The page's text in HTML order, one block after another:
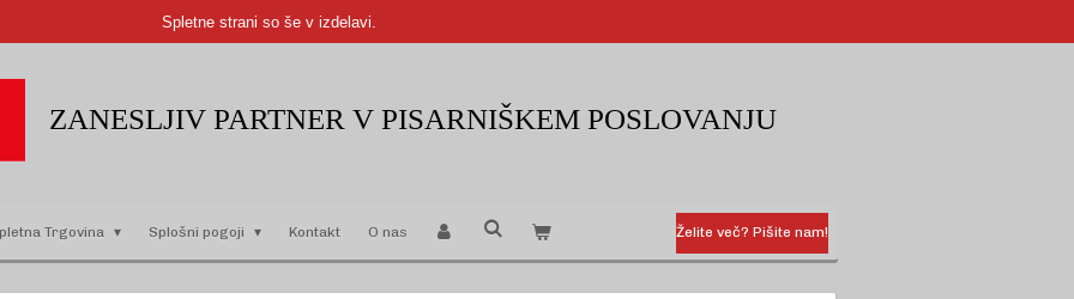
Spletne strani so še v izdelavi.
ZANESLJIV PARTNER V PISARNIŠKEM POSLOVANJU
Trgovina Splošni pogoji Kontakt O nas Želite več? Pišite nam!